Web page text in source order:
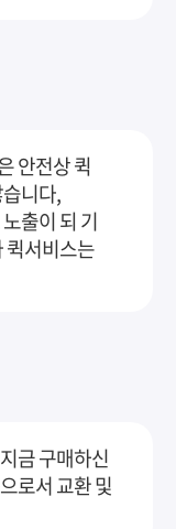
안전상 퀵
니다,
출이 되 기
퀵서비스는
금 구매하신
로서 교환 및